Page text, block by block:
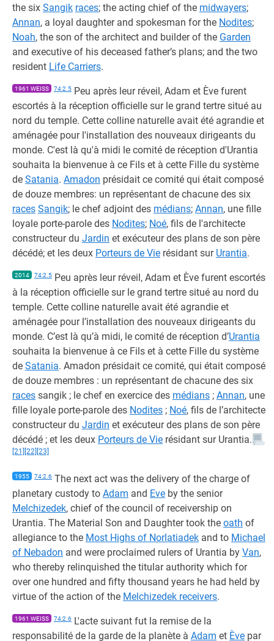
the six Sangik races; the acting chief of the midwayers;
Annan, a loyal daughter and spokesman for the Nodites;
Noah, the son of the architect and builder of the Garden
and executive of his deceased father’s plans; and the two
resident Life Carriers.
1961 WEISS 74:2.5 Peu après leur réveil, Adam et Ève furent
escortés à la réception officielle sur le grand tertre situé au
nord du temple. Cette colline naturelle avait été agrandie et
aménagée pour l'installation des nouveaux dirigeants du
monde. C'est là qu'à midi le comité de réception d'Urantia
souhaita la bienvenue à ce Fils et à cette Fille du système
de Satania. Amadon présidait ce comité qui était composé
de douze membres: un représentant de chacune des six
races Sangik; le chef adjoint des médians; Annan, une fille
loyale porte-parole des Nodites; Noé, fils de l'architecte
constructeur du Jardin et exécuteur des plans de son père
décédé; et les deux Porteurs de Vie résidant sur Urantia.
2014 74:2.5 Peu après leur réveil, Adam et Ève furent escortés
à la réception officielle sur le grand tertre situé au nord du
temple. Cette colline naturelle avait été agrandie et
aménagée pour l’installation des nouveaux dirigeants du
monde. C’est là qu’à midi, le comité de réception d’Urantia
souhaita la bienvenue à ce Fils et à cette Fille du système
de Satania. Amadon présidait ce comité, qui était composé
de douze membres : un représentant de chacune des six
races sangik ; le chef en exercice des médians ; Annan, une
fille loyale porte-parole des Nodites ; Noé, fils de l’architecte
constructeur du Jardin et exécuteur des plans de son père
décédé ; et les deux Porteurs de Vie résidant sur Urantia.
[21] [22] [23]
1955 74:2.6 The next act was the delivery of the charge of
planetary custody to Adam and Eve by the senior
Melchizedek, chief of the council of receivership on
Urantia. The Material Son and Daughter took the oath of
allegiance to the Most Highs of Norlatiadek and to Michael
of Nebadon and were proclaimed rulers of Urantia by Van,
who thereby relinquished the titular authority which for
over one hundred and fifty thousand years he had held by
virtue of the action of the Melchizedek receivers.
1961 WEISS 74:2.6 L'acte suivant fut la remise de la
responsabilité de la garde de la planète à Adam et Ève par